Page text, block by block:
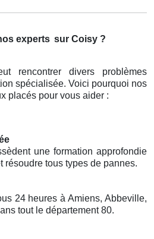
experts sur Coisy ?
rencontrer divers problèmes
spécialisée. Voici pourquoi nos
placés pour vous aider :
une formation approfondie
résoudre tous types de pannes.
24 heures à Amiens, Abbeville,
tout le département 80.